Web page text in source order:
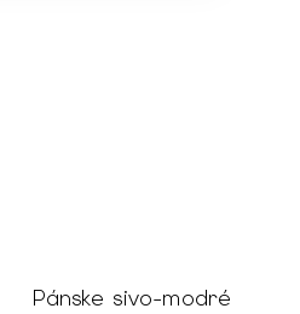
Pánske sivo-modré